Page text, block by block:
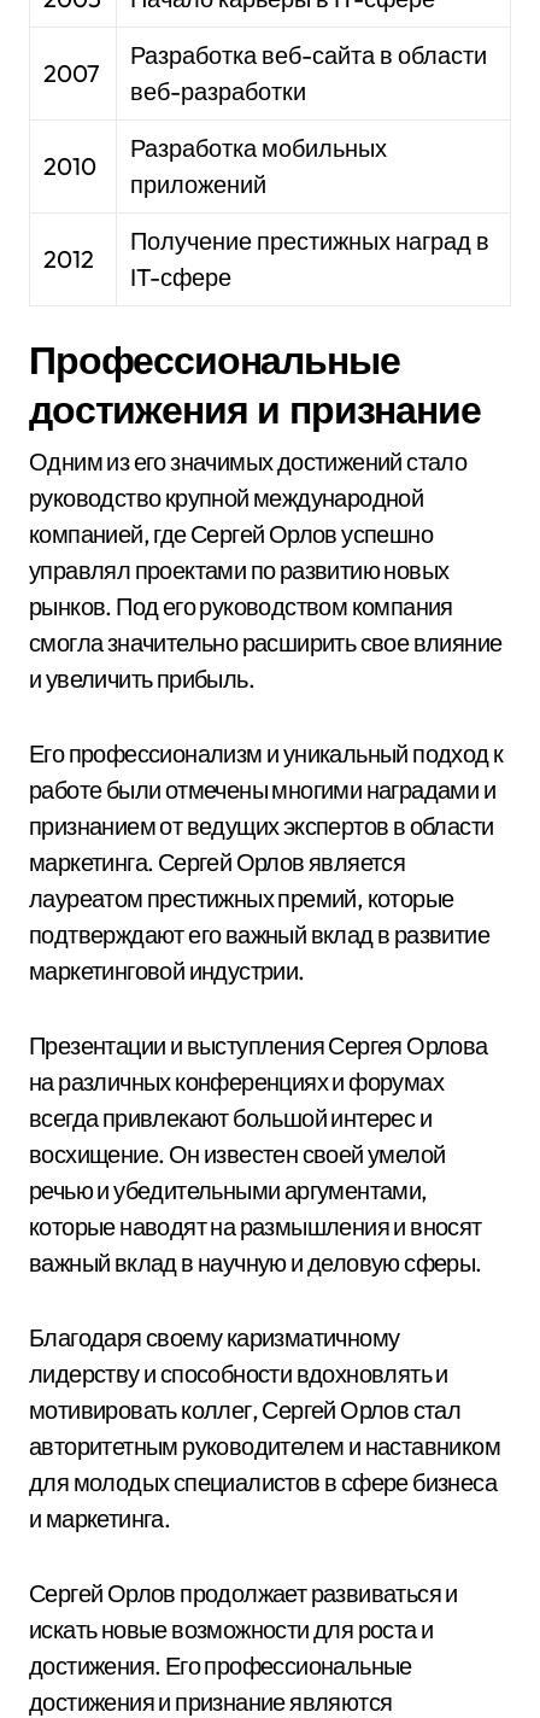
2007
Разработка веб-сайта в области
веб-разработки
2010
Разработка мобильных
приложений
2012
Получение престижных наград в
IT-сфере
Профессиональные
достижения и признание
Одним из его значимых достижений стало
руководство крупной международной
компанией, где Сергей Орлов успешно
управлял проектами по развитию новых
рынков. Под его руководством компания
смогла значительно расширить свое влияние
и увеличить прибыль.
Его профессионализм и уникальный подход к
работе были отмечены многими наградами и
признанием от ведущих экспертов в области
маркетинга. Сергей Орлов является
лауреатом престижных премий, которые
подтверждают его важный вклад в развитие
маркетинговой индустрии.
Презентации и выступления Сергея Орлова
на различных конференциях и форумах
всегда привлекают большой интерес и
восхищение. Он известен своей умелой
речью и убедительными аргументами,
которые наводят на размышления и вносят
важный вклад в научную и деловую сферы.
Благодаря своему каризматичному
лидерству и способности вдохновлять и
мотивировать коллег, Сергей Орлов стал
авторитетным руководителем и наставником
для молодых специалистов в сфере бизнеса
и маркетинга.
Сергей Орлов продолжает развиваться и
искать новые возможности для роста и
достижения. Его профессиональные
достижения и признание являются